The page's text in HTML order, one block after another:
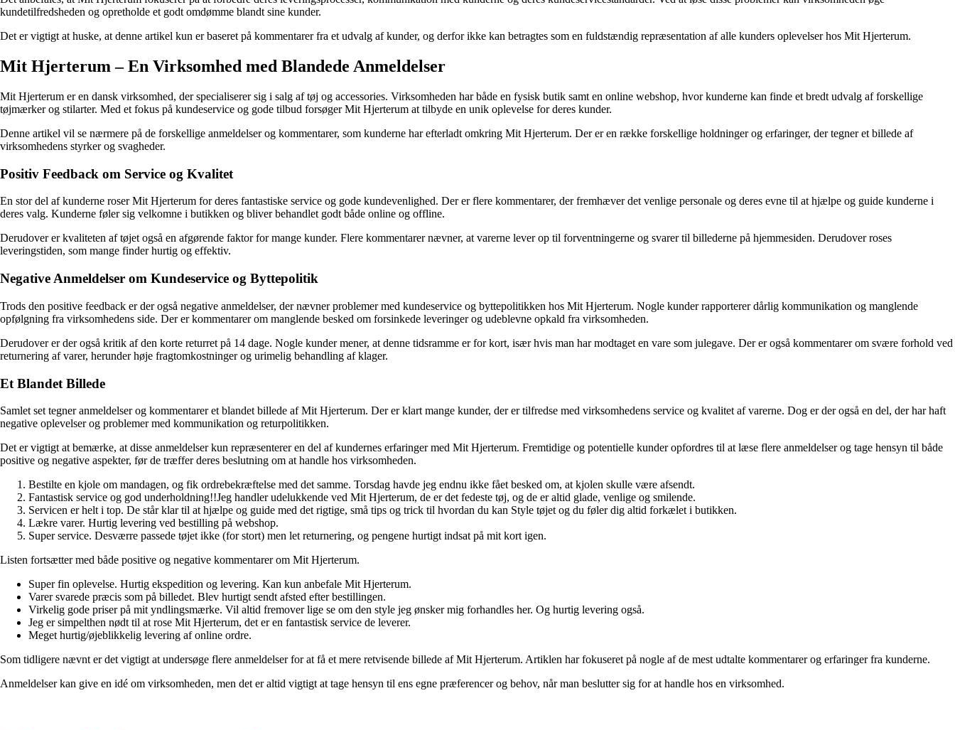
kundetilfredsheden og opretholde et godt omdømme blandt sine kunder.
Det er vigtigt at huske, at denne artikel kun er baseret på kommentarer fra et udvalg af kunder, og derfor ikke kan betragtes som en fuldstændig repræsentation af alle kunders oplevelser hos Mit Hjerterum.
Mit Hjerterum – En Virksomhed med Blandede Anmeldelser
Mit Hjerterum er en dansk virksomhed, der specialiserer sig i salg af tøj og accessories. Virksomheden har både en fysisk butik samt en online webshop, hvor kunderne kan finde et bredt udvalg af forskellige
tøjmærker og stilarter. Med et fokus på kundeservice og gode tilbud forsøger Mit Hjerterum at tilbyde en unik oplevelse for deres kunder.
Denne artikel vil se nærmere på de forskellige anmeldelser og kommentarer, som kunderne har efterladt omkring Mit Hjerterum. Der er en række forskellige holdninger og erfaringer, der tegner et billede af
virksomhedens styrker og svagheder.
Positiv Feedback om Service og Kvalitet
En stor del af kunderne roser Mit Hjerterum for deres fantastiske service og gode kundevenlighed. Der er flere kommentarer, der fremhæver det venlige personale og deres evne til at hjælpe og guide kunderne i
deres valg. Kunderne føler sig velkomne i butikken og bliver behandlet godt både online og offline.
Derudover er kvaliteten af tøjet også en afgørende faktor for mange kunder. Flere kommentarer nævner, at varerne lever op til forventningerne og svarer til billederne på hjemmesiden. Derudover roses
leveringstiden, som mange finder hurtig og effektiv.
Negative Anmeldelser om Kundeservice og Byttepolitik
Trods den positive feedback er der også negative anmeldelser, der nævner problemer med kundeservice og byttepolitikken hos Mit Hjerterum. Nogle kunder rapporterer dårlig kommunikation og manglende
opfølgning fra virksomhedens side. Der er kommentarer om manglende besked om forsinkede leveringer og udeblevne opkald fra virksomheden.
Derudover er der også kritik af den korte returret på 14 dage. Nogle kunder mener, at denne tidsramme er for kort, især hvis man har modtaget en vare som julegave. Der er også kommentarer om svære forhold ved
returnering af varer, herunder høje fragtomkostninger og urimelig behandling af klager.
Et Blandet Billede
Samlet set tegner anmeldelser og kommentarer et blandet billede af Mit Hjerterum. Der er klart mange kunder, der er tilfredse med virksomhedens service og kvalitet af varerne. Dog er der også en del, der har haft
negative oplevelser og problemer med kommunikation og returpolitikken.
Det er vigtigt at bemærke, at disse anmeldelser kun repræsenterer en del af kundernes erfaringer med Mit Hjerterum. Fremtidige og potentielle kunder opfordres til at læse flere anmeldelser og tage hensyn til både
positive og negative aspekter, før de træffer deres beslutning om at handle hos virksomheden.
Bestilte en kjole om mandagen, og fik ordrebekræftelse med det samme. Torsdag havde jeg endnu ikke fået besked om, at kjolen skulle være afsendt.
Fantastisk service og god underholdning!!Jeg handler udelukkende ved Mit Hjerterum, de er det fedeste tøj, og de er altid glade, venlige og smilende.
Servicen er helt i top. De står klar til at hjælpe og guide med det rigtige, små tips og trick til hvordan du kan Style tøjet og du føler dig altid forkælet i butikken.
Lækre varer. Hurtig levering ved bestilling på webshop.
Super service. Desværre passede tøjet ikke (for stort) men let returnering, og pengene hurtigt indsat på mit kort igen.
Listen fortsætter med både positive og negative kommentarer om Mit Hjerterum.
Super fin oplevelse. Hurtig ekspedition og levering. Kan kun anbefale Mit Hjerterum.
Varer svarede præcis som på billedet. Blev hurtigt sendt afsted efter bestillingen.
Virkelig gode priser på mit yndlingsmærke. Vil altid fremover lige se om den style jeg ønsker mig forhandles her. Og hurtig levering også.
Jeg er simpelthen nødt til at rose Mit Hjerterum, det er en fantastisk service de leverer.
Meget hurtig/øjeblikkelig levering af online ordre.
Som tidligere nævnt er det vigtigt at undersøge flere anmeldelser for at få et mere retvisende billede af Mit Hjerterum. Artiklen har fokuseret på nogle af de mest udtalte kommentarer og erfaringer fra kunderne.
Anmeldelser kan give en idé om virksomheden, men det er altid vigtigt at tage hensyn til ens egne præferencer og behov, når man beslutter sig for at handle hos en virksomhed.